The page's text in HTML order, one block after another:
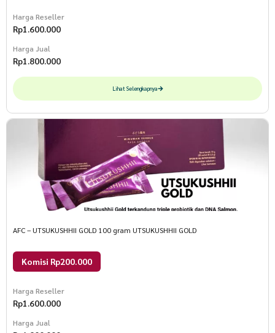
Harga Reseller
Rp1.600.000
Harga Jual
Rp1.800.000
Lihat Selengkapnya
AFC – UTSUKUSHHII GOLD 100 gram UTSUKUSHHII GOLD
Komisi Rp200.000
Harga Reseller
Rp1.600.000
Harga Jual